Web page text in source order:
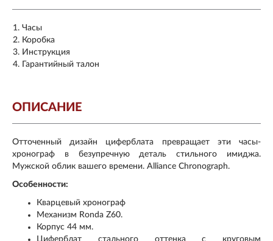
Часы
Коробка
Инструкция
Гарантийный талон
ОПИСАНИЕ
Отточенный дизайн циферблата превращает эти часы-
хронограф в безупречную деталь стильного имиджа.
Мужской облик вашего времени. Alliance Chronograph.
Особенности:
Кварцевый хронограф
Механизм Ronda Z60.
Корпус 44 мм.
Циферблат стального оттенка с круговым